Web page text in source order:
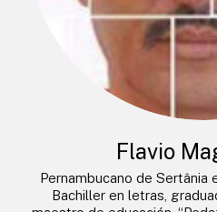
Flavio
Pernambucano de Sertânia
Bachiller en letras,